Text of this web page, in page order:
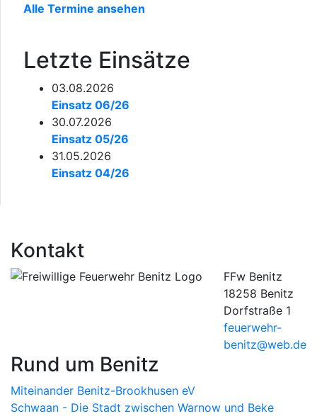
Alle Termine ansehen
Letzte Einsätze
03.08.2026
Einsatz 06/26
30.07.2026
Einsatz 05/26
31.05.2026
Einsatz 04/26
Kontakt
FFw Benitz
18258 Benitz
Dorfstraße 1
feuerwehr-
benitz@web.de
Rund um Benitz
Miteinander Benitz-Brookhusen eV
Schwaan - Die Stadt zwischen Warnow und Beke